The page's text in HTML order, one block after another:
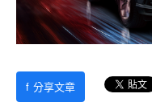
f 分享文章